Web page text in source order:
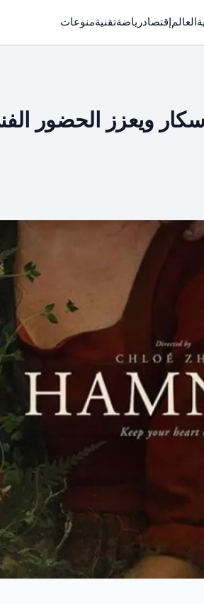
العالمإقتصادرياضةتقنيةمنوعات